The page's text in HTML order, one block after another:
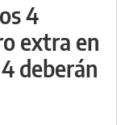
4
extra en
deberán